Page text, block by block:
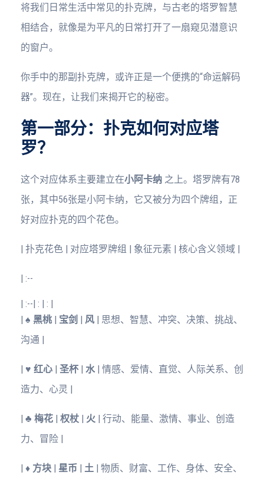
将我们日常生活中常见的扑克牌，与古老的塔罗智慧
相结合，就像是为平凡的日常打开了一扇窥见潜意识
的窗户。
你手中的那副扑克牌，或许正是一个便携的“命运解码
器”。现在，让我们来揭开它的秘密。
第一部分：扑克如何对应塔
罗？
这个对应体系主要建立在小阿卡纳 之上。塔罗牌有78
张，其中56张是小阿卡纳，它又被分为四个牌组，正
好对应扑克的四个花色。
| 扑克花色 | 对应塔罗牌组 | 象征元素 | 核心含义领域 |
| :--
| :--| : | : |
| ♠️ 黑桃 | 宝剑 | 风 | 思想、智慧、冲突、决策、挑战、
沟通 |
| ♥️ 红心 | 圣杯 | 水| 情感、爱情、直觉、人际关系、创
造力、心灵 |
| ♣️ 梅花 | 权杖 | 火 | 行动、能量、激情、事业、创造
力、冒险 |
| ♦️ 方块 | 星币 | 土 | 物质、财富、工作、身体、安全、